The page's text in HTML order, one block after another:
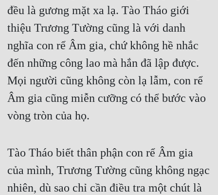
Truyện Convert
Truyện Dịch
Truyện Nhập Môn
Truyện ngắn
Xa Lộ Dịch
Cung Đấu
Cổ Tiên Hiệp
Cổ Đại
đều là gương mặt xa lạ. Tào Tháo giới
thiệu Trương Tường cũng là với danh
nghĩa con rể Âm gia, chứ không hề nhắc
đến những công lao mà hắn đã lập được.
Mọi người cũng không còn lạ lẫm, con rể
Âm gia cũng miễn cưỡng có thể bước vào
vòng tròn của họ.
Tào Tháo biết thân phận con rể Âm gia
của mình, Trương Tường cũng không ngạc
nhiên, dù sao chỉ cần điều tra một chút là